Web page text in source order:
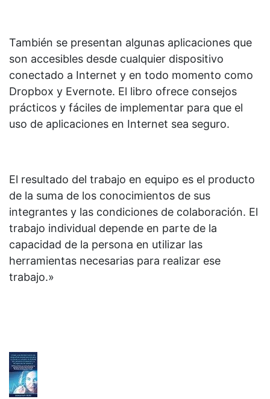
También se presentan algunas aplicaciones que
son accesibles desde cualquier dispositivo
conectado a Internet y en todo momento como
Dropbox y Evernote. El libro ofrece consejos
prácticos y fáciles de implementar para que el
uso de aplicaciones en Internet sea seguro.
El resultado del trabajo en equipo es el producto
de la suma de los conocimientos de sus
integrantes y las condiciones de colaboración. El
trabajo individual depende en parte de la
capacidad de la persona en utilizar las
herramientas necesarias para realizar ese
trabajo.»